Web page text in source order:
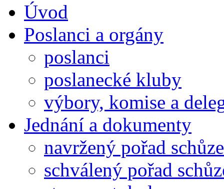
Úvod
Poslanci a orgány
poslanci
poslanecké kluby
výbory, komise a
Jednání a dokumenty
navržený pořad schůze
schválený pořad